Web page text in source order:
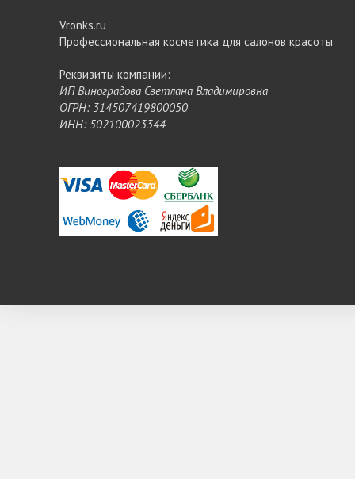
Vronks.ru
Профессиональная косметика для салонов красоты
Реквизиты компании:
ИП Виноградова Светлана Владимировна
ОГРН: 314507419800050
ИНН: 502100023344